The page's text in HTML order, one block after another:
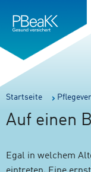
springen
springen
Verweis
zur
Sie
sind
hier:
Startseite
Auf einen
Egal in welchem